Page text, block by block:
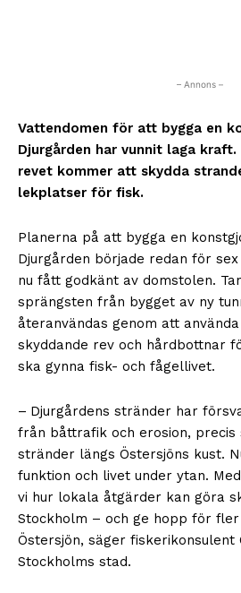
– Annons –
Vattendomen för att bygga en
Djurgården har vunnit laga
revet kommer att skydda
lekplatser för fisk.
Planerna på att bygga en
Djurgården började redan för
nu fått godkänt av domstolen.
sprängsten från bygget av ny
återanvändas genom att
skyddande rev och hårdbottnar
ska gynna fisk- och fågellivet.
– Djurgårdens stränder har
från båttrafik och erosion, precis
stränder längs Östersjöns kust.
funktion och livet under ytan.
vi hur lokala åtgärder kan göra
Stockholm – och ge hopp för
Östersjön, säger fiskerikonsulent
Stockholms stad.